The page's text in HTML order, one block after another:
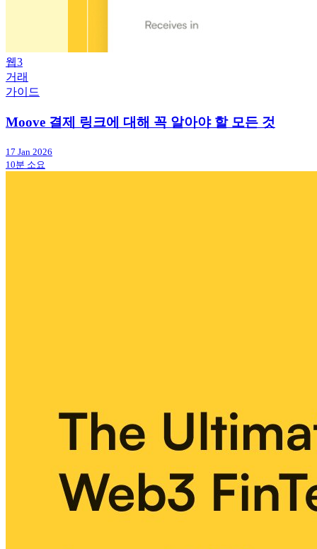
웹3
거래
가이드
Moove 결제 링크에 대해 꼭 알아야 할 모든 것
17 Jan 2026
10분 소요